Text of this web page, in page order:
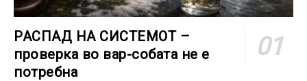
РАСПАД НА СИСТЕМОТ –
проверка во вар-собата не е
потребна